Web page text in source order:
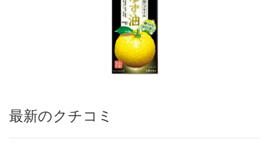
最新のクチコミ